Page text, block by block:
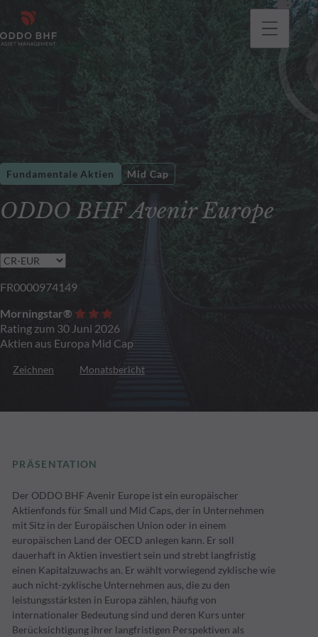
ODDO BHF Avenir Europe
Fundamentale Aktien Mid Cap
FR0000974149
Morningstar®
Rating zum 30 Juni 2026
Aktien aus Europa Mid Cap
Zeichnen Monatsbericht
PRÄSENTATION
Der ODDO BHF Avenir Europe ist ein europäischer
Aktienfonds für Small und Mid Caps, der in Unternehmen
mit Sitz in der Europäischen Union oder in einem
europäischen Land der OECD anlegen kann. Er soll
dauerhaft in Aktien investiert sein und strebt langfristig
einen Kapitalzuwachs an. Er wählt vorwiegend zyklische wie
auch nicht-zyklische Unternehmen aus, die zu den
leistungsstärksten in Europa zählen, häufig von
internationaler Bedeutung sind und deren Kurs unter
Berücksichtigung ihrer langfristigen Perspektiven als